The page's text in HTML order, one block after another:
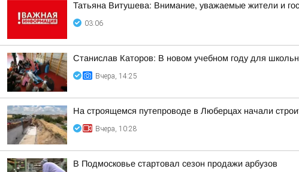
Татьяна Витушева: Внимание, уважаемые жители и
03:06
Станислав Каторов: В новом учебном году для
Вчера, 14:25
На строящемся путепроводе в Люберцах начали
Вчера, 10:28
В Подмосковье стартовал сезон продажи арбузов